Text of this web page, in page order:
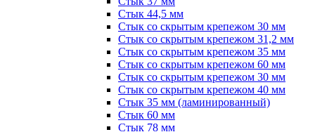
Стык 44,5 мм
Стык со скрытым крепежом 30 мм
Стык со скрытым крепежом 31,2 мм
Стык со скрытым крепежом 35 мм
Стык со скрытым крепежом 60 мм
Стык со скрытым крепежом 30 мм
Стык со скрытым крепежом 40 мм
Стык 35 мм (ламинированный)
Стык 60 мм
Стык 78 мм